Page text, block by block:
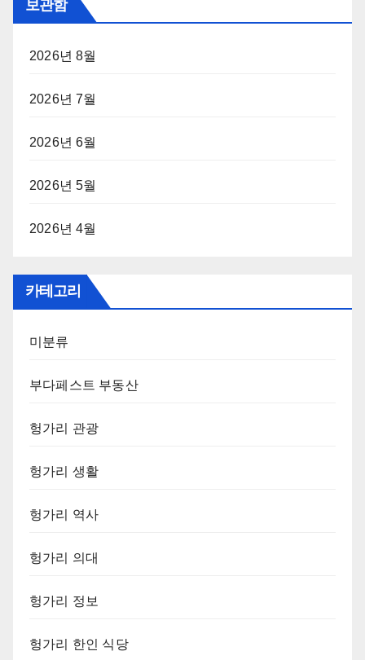
보관함
2026년 8월
2026년 7월
2026년 6월
2026년 5월
2026년 4월
카테고리
미분류
부다페스트 부동산
헝가리 관광
헝가리 생활
헝가리 역사
헝가리 의대
헝가리 정보
헝가리 한인 식당